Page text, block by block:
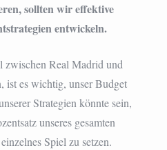
sollten wir effektive
entwickeln.
zwischen Real Madrid und
ist es wichtig, unser Budget
Strategien könnte sein,
unseres gesamten
Spiel zu setzen.